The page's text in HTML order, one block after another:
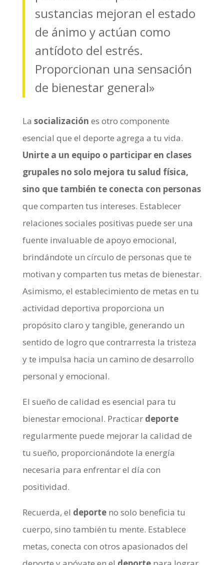
sustancias mejoran el estado
de ánimo y actúan como
antídoto del estrés.
Proporcionan una sensación
de bienestar general»
La socialización es otro componente
esencial que el deporte agrega a tu vida.
Unirte a un equipo o participar en clases
grupales no solo mejora tu salud física,
sino que también te conecta con personas
que comparten tus intereses. Establecer
relaciones sociales positivas puede ser una
fuente invaluable de apoyo emocional,
brindándote un círculo de personas que te
motivan y comparten tus metas de bienestar.
Asimismo, el establecimiento de metas en tu
actividad deportiva proporciona un
propósito claro y tangible, generando un
sentido de logro que contrarresta la tristeza
y te impulsa hacia un camino de desarrollo
personal y emocional.
El sueño de calidad es esencial para tu
bienestar emocional. Practicar deporte
regularmente puede mejorar la calidad de
tu sueño, proporcionándote la energía
necesaria para enfrentar el día con
positividad.
Recuerda, el deporteno solo beneficia tu
cuerpo, sino también tu mente. Establece
metas, conecta con otros apasionados del